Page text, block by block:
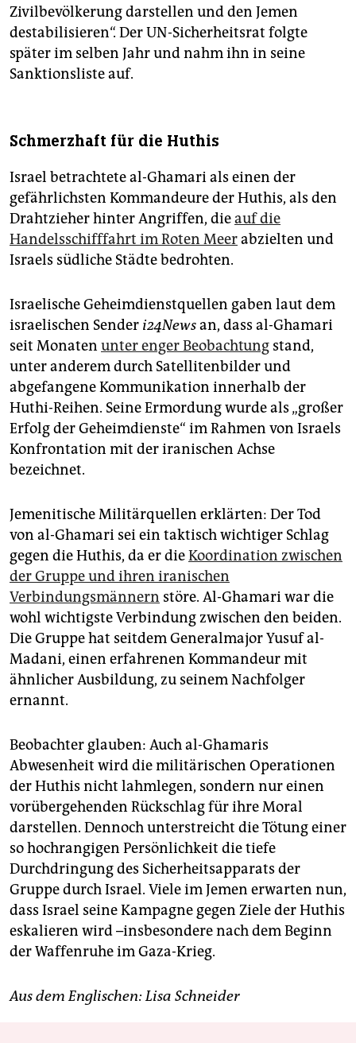
Zivilbevölkerung darstellen und den Jemen
destabilisieren“. Der UN-Sicherheitsrat folgte
später im selben Jahr und nahm ihn in seine
Sanktionsliste auf.
Schmerzhaft für die Huthis
Israel betrachtete al-Ghamari als einen der
gefährlichsten Kommandeure der Huthis, als den
Drahtzieher hinter Angriffen, dieauf die
Handelsschifffahrt im Roten Meerabzielten und
Israels südliche Städte bedrohten.
Israelische Geheimdienstquellen gaben laut dem
israelischen Sender i24Newsan, dass al-Ghamari
seit Monaten unter enger Beobachtung stand,
unter anderem durch Satellitenbilder und
abgefangene Kommunikation innerhalb der
Huthi-Reihen. Seine Ermordung wurde als „großer
Erfolg der Geheimdienste“ im Rahmen von Israels
Konfrontation mit der iranischen Achse
bezeichnet.
Jemenitische Militärquellen erklärten: Der Tod
von al-Ghamari sei ein taktisch wichtiger Schlag
gegen die Huthis, da er dieKoordination zwischen
der Gruppe und ihren iranischen
Verbindungsmännern störe. Al-Ghamari war die
wohl wichtigste Verbindung zwischen den beiden.
Die Gruppe hat seitdem Generalmajor Yusuf al-
Madani, einen erfahrenen Kommandeur mit
ähnlicher Ausbildung, zu seinem Nachfolger
ernannt.
Beobachter glauben: Auch al-Ghamaris
Abwesenheit wird die militärischen Operationen
der Huthis nicht lahmlegen, sondern nur einen
vorübergehenden Rückschlag für ihre Moral
darstellen. Dennoch unterstreicht die Tötung einer
so hochrangigen Persönlichkeit die tiefe
Durchdringung des Sicherheitsapparats der
Gruppe durch Israel. Viele im Jemen erwarten nun,
dass Israel seine Kampagne gegen Ziele der Huthis
eskalieren wird –insbesondere nach dem Beginn
der Waffenruhe im Gaza-Krieg.
Aus dem Englischen: Lisa Schneider